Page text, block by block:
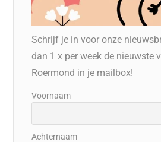
Schrijf je in voor onze
dan 1 x per week de nieuwste
Roermond in je mailbox!
Voornaam
Achternaam